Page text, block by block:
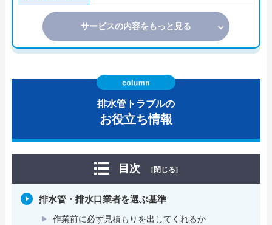
サービスの内容をもっと見る
排水管トラブルの
お役立ち情報
目次 [閉じる]
排水管・排水口業者を選ぶ基準
作業前に必ず見積もりを出してくれるか